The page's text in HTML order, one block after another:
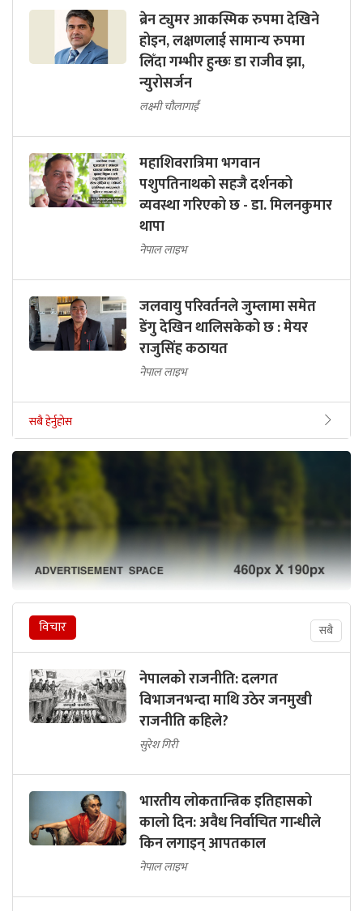
ब्रेन ट्युमर आकस्मिक रुपमा देखिने
होइन, लक्षणलाई सामान्य रुपमा
लिँदा गम्भीर हुन्छः डा राजीव झा,
न्युरोसर्जन
लक्ष्मी चौलागाईं
महाशिवरात्रिमा भगवान
पशुपतिनाथको सहजै दर्शनको
व्यवस्था गरिएको छ - डा. मिलनकुमार
थापा
नेपाल लाइभ
जलवायु परिवर्तनले जुम्लामा समेत
डेंगु देखिन थालिसकेको छ : मेयर
राजुसिंह कठायत
नेपाल लाइभ
सबै हेर्नुहोस
विचार सबै
नेपालको राजनीति: दलगत
विभाजनभन्दा माथि उठेर जनमुखी
राजनीति कहिले?
सुरेश गिरी
भारतीय लोकतान्त्रिक इतिहासको
कालो दिन: अवैध निर्वाचित गान्धीले
किन लगाइन् आपतकाल
नेपाल लाइभ